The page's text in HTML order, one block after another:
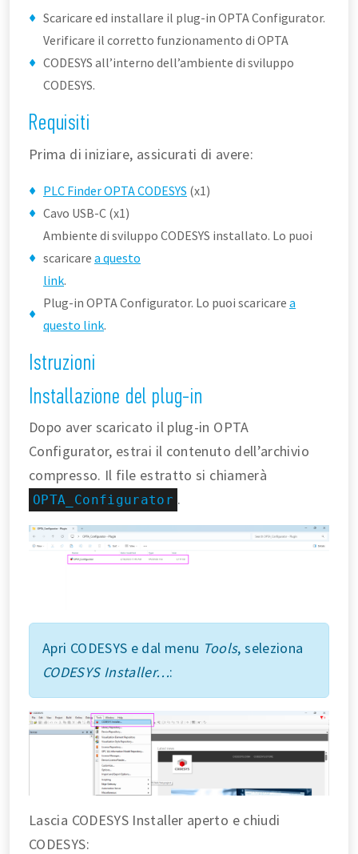
Scaricare ed installare il plug-in OPTA Configurator.
Verificare il corretto funzionamento di OPTA
CODESYS all’interno dell’ambiente di sviluppo
CODESYS.
Requisiti
Prima di iniziare, assicurati di avere:
PLC Finder OPTA CODESYS (x1)
Cavo USB-C (x1)
Ambiente di sviluppo CODESYS installato. Lo puoi
scaricare a questo
link.
Plug-in OPTA Configurator. Lo puoi scaricare a
questo link.
Istruzioni
Installazione del plug-in
Dopo aver scaricato il plug-in OPTA
Configurator, estrai il contenuto dell’archivio
compresso. Il file estratto si chiamerà
OPTA_Configurator .
Apri CODESYS e dal menu Tools, seleziona
CODESYS Installer…:
Lascia CODESYS Installer aperto e chiudi
CODESYS: